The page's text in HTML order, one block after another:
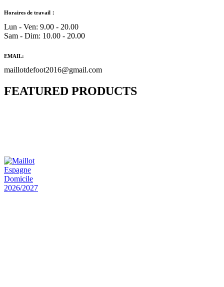
Horaires de travail：
Lun - Ven: 9.00 - 20.00
Sam - Dim: 10.00 - 20.00
EMAIL:
maillotdefoot2016@gmail.com
FEATURED PRODUCTS